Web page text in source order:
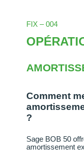
FIX – 004
Comment
?
Sage BOB 50
amortissement